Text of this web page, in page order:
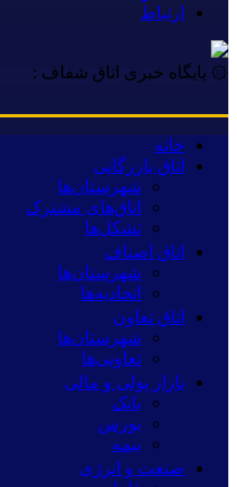
ارتباط
۞ پایگاه خبری اتاق شفاف :
خانه
اتاق بازرگانی
شهرستان‌ها
اتاق‌های مشترک
تشکل‌ها
اتاق اصناف
شهرستان‌ها
اتحادیه‌ها
اتاق تعاون
شهرستان‌ها
تعاونی‌ها
بازار پولی و مالی
بانک
بورس
بیمه
صنعت و انرژی